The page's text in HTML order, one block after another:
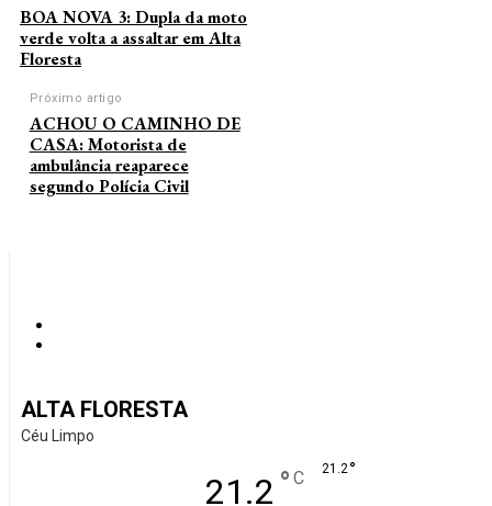
BOA NOVA 3: Dupla da moto
verde volta a assaltar em Alta
Floresta
Próximo artigo
ACHOU O CAMINHO DE
CASA: Motorista de
ambulância reaparece
segundo Polícia Civil
ALTA FLORESTA
Céu Limpo
21.2 ° C 21.2°